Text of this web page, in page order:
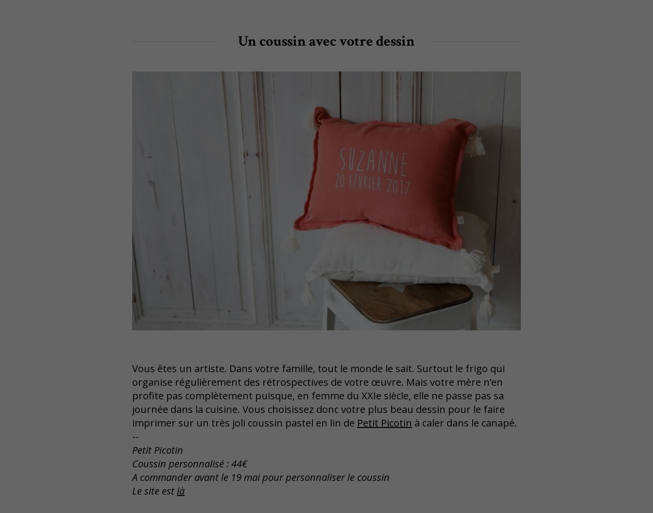
Un coussin avec votre dessin
Vous êtes un artiste. Dans votre famille, tout le monde le sait. Surtout le frigo qui
organise régulièrement des rétrospectives de votre œuvre. Mais votre mère n’en
profite pas complètement puisque, en femme du XXIe siècle, elle ne passe pas sa
journée dans la cuisine. Vous choisissez donc votre plus beau dessin pour le faire
imprimer sur un très joli coussin pastel en lin de Petit Picotin à caler dans le canapé.
--
Petit Picotin
Coussin personnalisé : 44€
A commander avant le 19 mai pour personnaliser le coussin
Le site estlà